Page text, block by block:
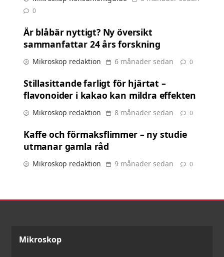
0
Är blåbär nyttigt? Ny översikt
sammanfattar 24 års forskning
Mikroskop redaktion 6 månader sedan 0
Stillasittande farligt för hjärtat –
flavonoider i kakao kan mildra effekten
Mikroskop redaktion 8 månader sedan 0
Kaffe och förmaksflimmer – ny studie
utmanar gamla råd
Mikroskop redaktion 9 månader sedan 0
Mikroskop